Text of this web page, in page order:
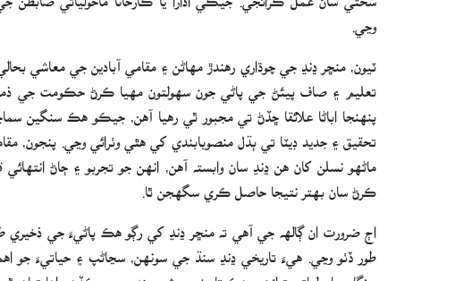
ٽيون، منڇر ڍنڍ جي چوڌاري رهندڙ مهاڻن ۽ مقامي آبادين جي معاشي
تعليم ۽ صاف پيئڻ جي پاڻي جون سهولتون مهيا ڪرڻ حڪومت جي
پنهنجا اباڻا علائقا ڇڏڻ تي مجبور ٿي رهيا آهن، جيڪو هڪ سنگين
تحقيق ۽ جديد ڊيٽا تي ٻڌل منصوبابندي کي هٿي وٺرائي وڃي.
ماڻهو نسلن کان هن ڍنڍ سان وابسته آهن، انهن جو تجربو ۽ ڄاڻ
ڪرڻ سان بهتر نتيجا حاصل ڪري سگهجن ٿا.
اڄ ضرورت ان ڳالهه جي آهي ته منڇر ڍنڍ کي رڳو هڪ پاڻيءَ جي ذخيري
طور ڏٺو وڃي. هيءَ تاريخي ڍنڍ سنڌ جي سونهن، سڃاڻپ ۽ حياتيءَ جو
روزگار، ماحولياتي توازن ۽ هڪ تاريخي ورثو بچندو؛ ۽ جيڪڏهن اها تباهه